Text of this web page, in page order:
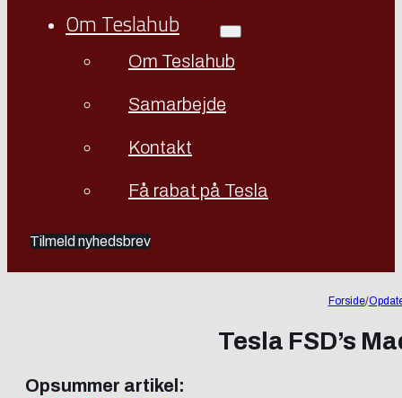
Om Teslahub
Om Teslahub
Samarbejde
Kontakt
Få rabat på Tesla
Tilmeld nyhedsbrev
Forside/
Tesla FSD’s
Opsummer artikel: